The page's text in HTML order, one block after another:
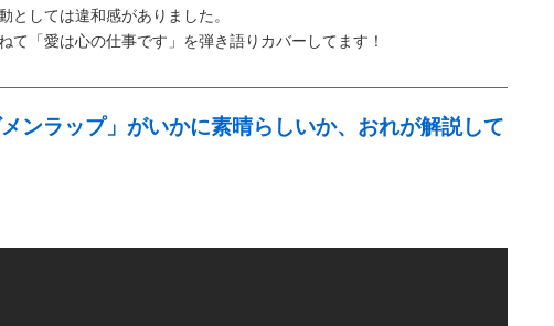
としては違和感がありました。
て「愛は心の仕事です」を弾き語りカバーしてます！
ンラップ」がいかに素晴らしいか、おれが解説して